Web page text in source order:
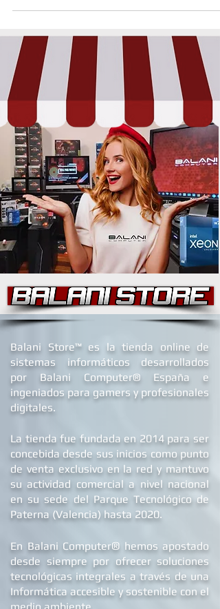
B alani Store™ es la tienda online de
sistemas informáticos desarrollados
por Balani Computer® España e
ingeniados para gamers y profesionales
digitales.
La tienda fue fundada en 2014 para ser
concebida desde sus inicios como punto
de venta exclusivo en la red y mantuvo
su actividad comercial a nivel nacional
en su sede d el Parque Tecnológico de
Paterna (Valencia) hasta 2020.
En Balani Computer ®hemos apostado
desde siemprepor ofrecer soluciones
tecnológicas integrales a través de una